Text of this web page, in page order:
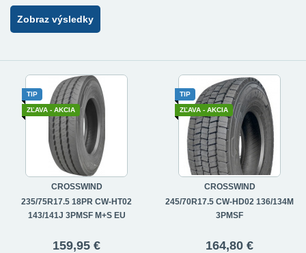
Zobraz výsledky
CROSSWIND
235/75R17.5 18PR CW-HT02
143/141J 3PMSF M+S EU
TIP
ZĽAVA - AKCIA
159,95 €
CROSSWIND
245/70R17.5 CW-HD02 136/134M
3PMSF
TIP
ZĽAVA - AKCIA
164,80 €